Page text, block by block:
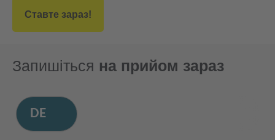
Ставте зараз!
Запишіться на прийом зараз